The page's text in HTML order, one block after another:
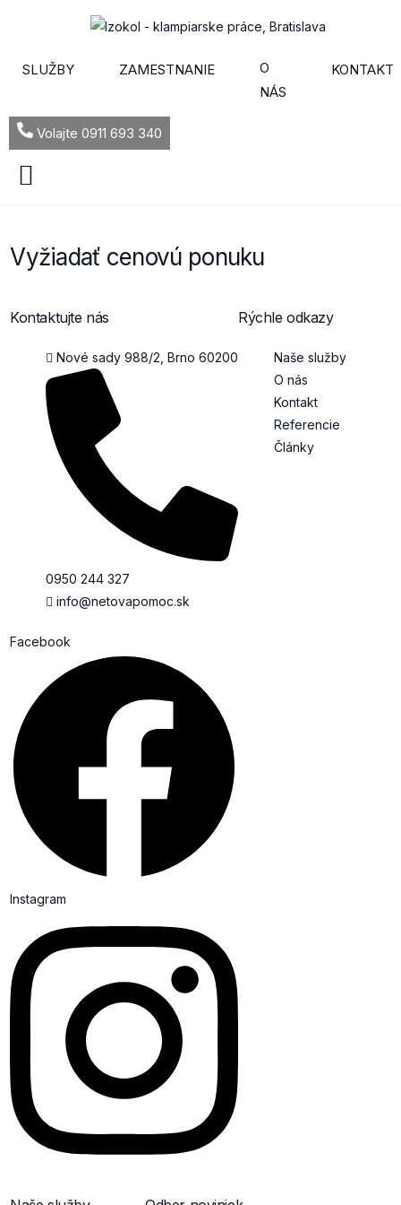
SLUŽBY ZAMESTNANIE
O
NÁS
KONTAKT
Volajte 0911 693 340
Vyžiadať cenovú ponuku
Kontaktujte nás
Nové sady 988/2, Brno 60200
0950 244 327
info@netovapomoc.sk
Facebook
Instagram
Rýchle odkazy
Naše služby
O nás
Kontakt
Referencie
Články